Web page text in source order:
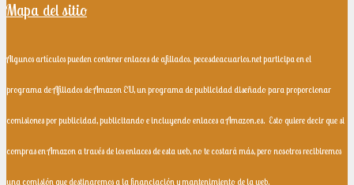
Mapa del sitio
Algunos artículos pueden contener enlaces de afiliados. pecesdeacuarios.net participa en el
programa de Afiliados de Amazon EU, un programa de publicidad diseñado para proporcionar
comisiones por publicidad, publicitando e incluyendo enlaces a Amazon.es. Esto quiere decir que si
compras en Amazon a través de los enlaces de esta web, no te costará más, pero nosotros recibiremos
una comisión que destinaremos a la financiación y mantenimiento de la web.